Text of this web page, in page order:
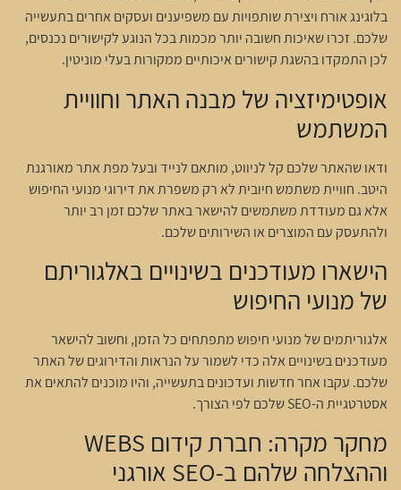
בלוגינג אורח ויצירת שותפויות עם משפיענים ועסקים אחרים בתעשייה
שלכם. זכרו שאיכות חשובה יותר מכמות בכל הנוגע לקישורים נכנסים,
לכן התמקדו בהשגת קישורים איכותיים ממקורות בעלי מוניטין.
אופטימיזציה של מבנה האתר וחוויית
המשתמש
ודאו שהאתר שלכם קל לניווט, מותאם לנייד ובעל מפת אתר מאורגנת
היטב. חוויית משתמש חיובית לא רק משפרת את דירוגי מנועי החיפוש
אלא גם מעודדת משתמשים להישאר באתר שלכם זמן רב יותר
ולהתעסק עם המוצרים או השירותים שלכם.
הישארו מעודכנים בשינויים באלגוריתם
של מנועי החיפוש
אלגוריתמים של מנועי חיפוש מתפתחים כל הזמן, וחשוב להישאר
מעודכנים בשינויים אלה כדי לשמור על הנראות והדירוגים של האתר
שלכם. עקבו אחר חדשות ועדכונים בתעשייה, והיו מוכנים להתאים את
אסטרטגיית ה-SEO שלכם לפי הצורך.
מחקר מקרה: חברת קידום WEBS
וההצלחה שלהם ב-SEO אורגני